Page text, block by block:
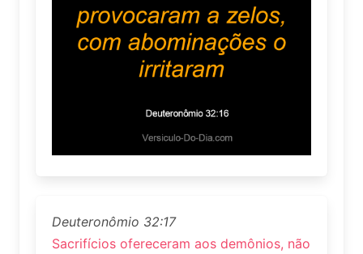
Deuteronômio 32:17
Sacrifícios ofereceram aos demônios, não